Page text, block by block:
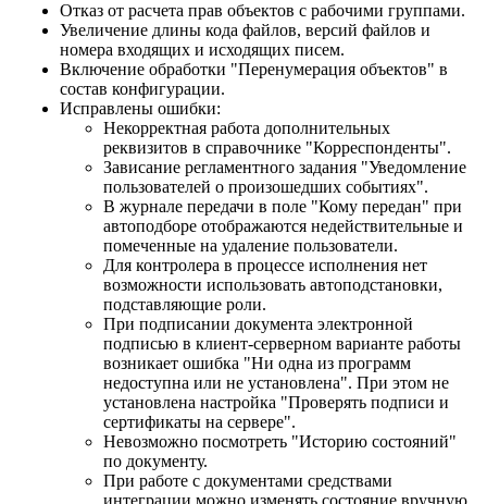
Отказ от расчета прав объектов с рабочими группами.
Увеличение длины кода файлов, версий файлов и
номера входящих и исходящих писем.
Включение обработки "Перенумерация объектов" в
состав конфигурации.
Исправлены ошибки:
Некорректная работа дополнительных
реквизитов в справочнике "Корреспонденты".
Зависание регламентного задания "Уведомление
пользователей о произошедших событиях".
В журнале передачи в поле "Кому передан" при
автоподборе отображаются недействительные и
помеченные на удаление пользователи.
Для контролера в процессе исполнения нет
возможности использовать автоподстановки,
подставляющие роли.
При подписании документа электронной
подписью в клиент-серверном варианте работы
возникает ошибка "Ни одна из программ
недоступна или не установлена". При этом не
установлена настройка "Проверять подписи и
сертификаты на сервере".
Невозможно посмотреть "Историю состояний"
по документу.
При работе с документами средствами
интеграции можно изменять состояние вручную